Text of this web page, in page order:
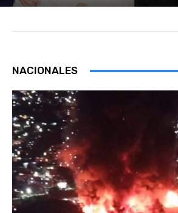
NACIONALES